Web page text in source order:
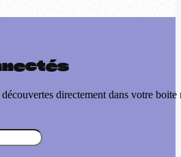
directement dans votre boite